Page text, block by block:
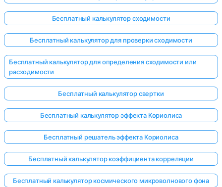
Бесплатный калькулятор сходимости
Бесплатный калькулятор для проверки сходимости
Бесплатный калькулятор для определения сходимости или
расходимости
Бесплатный калькулятор свертки
Бесплатный калькулятор эффекта Кориолиса
Бесплатный решатель эффекта Кориолиса
Бесплатный калькулятор коэффициента корреляции
Бесплатный калькулятор космического микроволнового фона